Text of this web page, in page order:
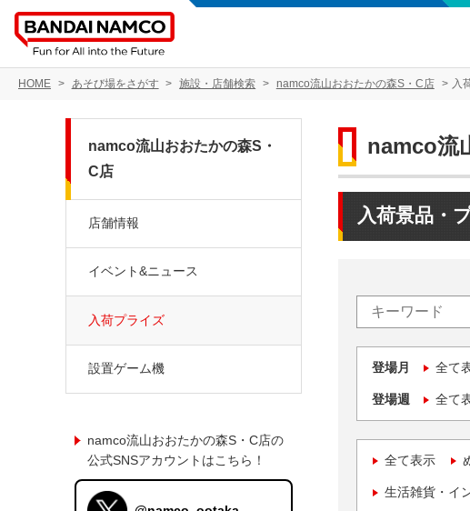
HOME あそび場をさがす 施設・店舗検索 namco流山おおたかの森S・C店 入
namco流
入荷景品・
登場月 全て
登場週 全て
全て表示
生活雑貨・イ
namco流山おおたかの森S・
C店
店舗情報
イベント&ニュース
入荷プライズ
設置ゲーム機
namco流山おおたかの森S・C店の
公式SNSアカウントはこちら！